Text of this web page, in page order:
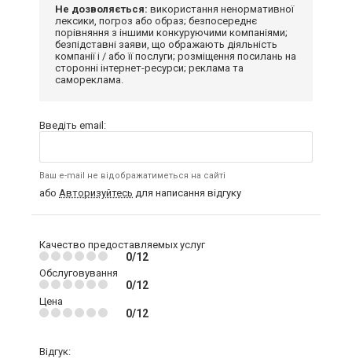
Не дозволяється: використання ненормативної
лексики, погроз або образ; безпосереднє
порівняння з іншими конкуруючими компаніями;
безпідставні заяви, що ображають діяльність
компанії і / або її послуги; розміщення посилань на
сторонні інтернет-ресурси; реклама та
самореклама.
Введіть email:
Ваш e-mail не відображатиметься на сайті
або Авторизуйтесь для написання відгуку
Качество предоставляемых услуг
0/12
Обслуговування
0/12
Цена
0/12
Відгук: